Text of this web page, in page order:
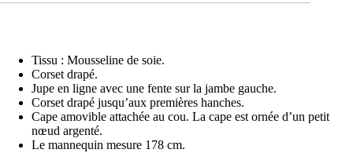
Tissu : Mousseline de soie.
Corset drapé.
Jupe en ligne avec une fente sur la jambe gauche.
Corset drapé jusqu’aux premières hanches.
Cape amovible attachée au cou. La cape est ornée d’un petit
nœud argenté.
Le mannequin mesure 178 cm.